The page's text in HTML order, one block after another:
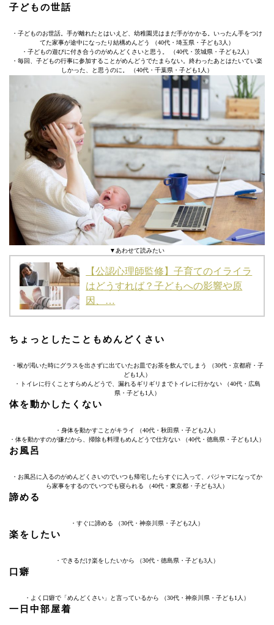
子どもの世話
・子どものお世話。手が離れたとはいえど、幼稚園児はまだ手がかかる。いったん手をつけ
てた家事が途中になったり結構めんどう （40代・埼玉県・子ども3人）
・子どもの遊びに付き合うのがめんどくさいと思う。 （40代・茨城県・子ども2人）
・毎回、子どもの行事に参加することがめんどうでたまらない。終わったあとはたいてい楽
しかった、と思うのに。 （40代・千葉県・子ども1人）
▼あわせて読みたい
【公認心理師監修】子育てのイライラ
はどうすれば？子どもへの影響や原
因、…
ちょっとしたこともめんどくさい
・喉が渇いた時にグラスを出さずに出ていたお皿でお茶を飲んでしまう （30代・京都府・子
ども1人）
・トイレに行くことすらめんどうで、漏れるギリギリまでトイレに行かない （40代・広島
県・子ども1人）
体を動かしたくない
・身体を動かすことがキライ （40代・秋田県・子ども2人）
・体を動かすのが嫌だから、掃除も料理もめんどうで仕方ない （40代・徳島県・子ども1人）
お風呂
・お風呂に入るのがめんどくさいのでいつも帰宅したらすぐに入って、パジャマになってか
ら家事をするのでいつでも寝られる （40代・東京都・子ども3人）
諦める
・すぐに諦める （30代・神奈川県・子ども2人）
楽をしたい
・できるだけ楽をしたいから （30代・徳島県・子ども3人）
口癖
・よく口癖で「めんどくさい」と言っているから （30代・神奈川県・子ども1人）
一日中部屋着